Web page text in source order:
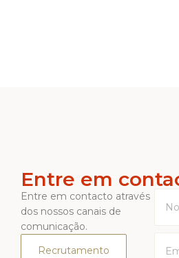
Entre em
Entre em contacto através
dos nossos canais de
comunicação.
Recrutamento